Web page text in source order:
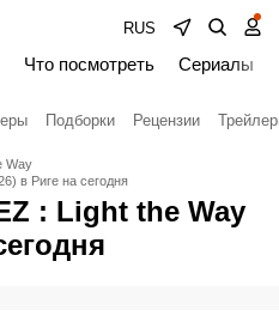
RUS
Что посмотреть Сериалы
Подборки Рецензии
Way
в Риге на сегодня
: Light the Way